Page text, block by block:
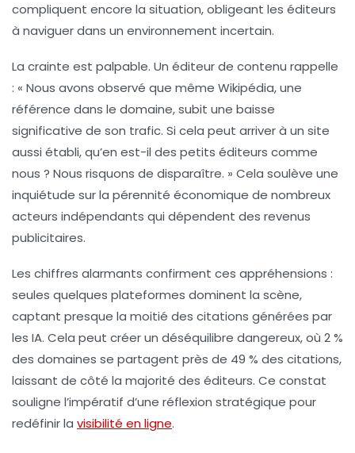
compliquent encore la situation, obligeant les éditeurs
à naviguer dans un environnement incertain.
La crainte est palpable. Un éditeur de contenu rappelle
: « Nous avons observé que même Wikipédia, une
référence dans le domaine, subit une baisse
significative de son trafic. Si cela peut arriver à un site
aussi établi, qu’en est-il des petits éditeurs comme
nous ? Nous risquons de disparaître. » Cela soulève une
inquiétude sur la pérennité économique de nombreux
acteurs indépendants qui dépendent des revenus
publicitaires.
Les chiffres alarmants confirment ces appréhensions :
seules quelques plateformes dominent la scène,
captant presque la moitié des citations générées par
les IA. Cela peut créer un déséquilibre dangereux, où 2 %
des domaines se partagent près de 49 % des citations,
laissant de côté la majorité des éditeurs. Ce constat
souligne l’impératif d’une réflexion stratégique pour
redéfinir la visibilité en ligne.